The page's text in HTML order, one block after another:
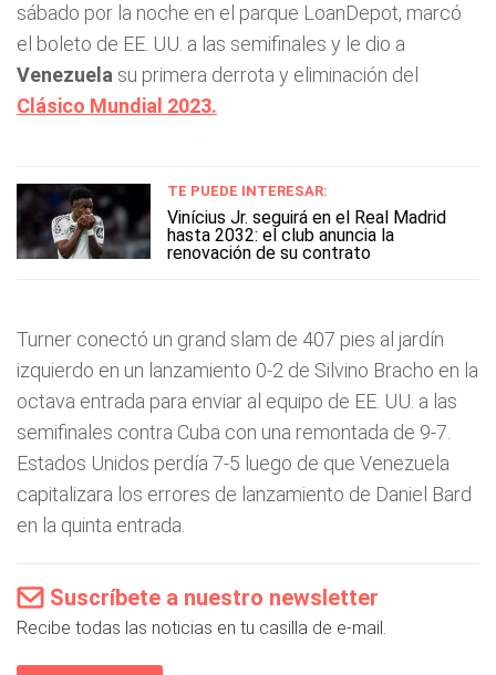
sábado por la noche en el parque LoanDepot, marcó
el boleto de EE. UU. a las semifinales y le dio a
Venezuela su primera derrota y eliminación del
Clásico Mundial 2023.
TE PUEDE INTERESAR:
Vinícius Jr. seguirá en el Real Madrid
hasta 2032: el club anuncia la
renovación de su contrato
Turner conectó un grand slam de 407 pies al jardín
izquierdo en un lanzamiento 0-2 de Silvino Bracho en la
octava entrada para enviar al equipo de EE. UU. a las
semifinales contra Cuba con una remontada de 9-7.
Estados Unidos perdía 7-5 luego de que Venezuela
capitalizara los errores de lanzamiento de Daniel Bard
en la quinta entrada.
Suscríbete a nuestro newsletter
Recibe todas las noticias en tu casilla de e-mail.